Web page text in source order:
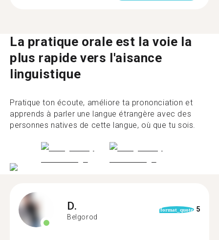
La pratique orale est la voie la
plus rapide vers l'aisance
linguistique
Pratique ton écoute, améliore ta prononciation et
apprends à parler une langue étrangère avec des
personnes natives de cette langue, où que tu sois.
D.
Belgorod
format_quote 5